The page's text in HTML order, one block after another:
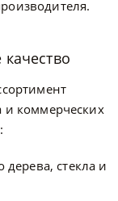
и коммерческих
стекла и